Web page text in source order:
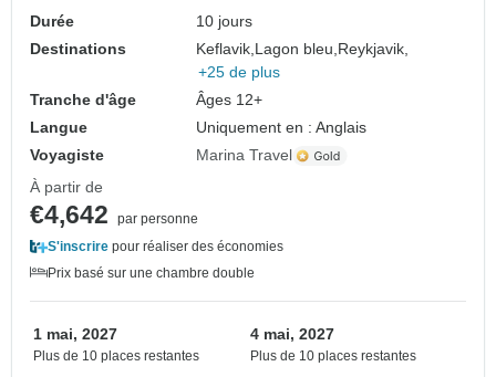
Durée
10 jours
Destinations
Keflavik,Lagon bleu,Reykjavik,
+25 de plus
Tranche d'âge
Âges 12+
Langue
Uniquement en : Anglais
Voyagiste
Marina Travel
À partir de
€4,642
par personne
S'inscrire pour réaliser des économies
Prix basé sur une chambre double
1 mai, 2027
Plus de 10 places restantes
4 mai, 2027
Plus de 10 places restantes